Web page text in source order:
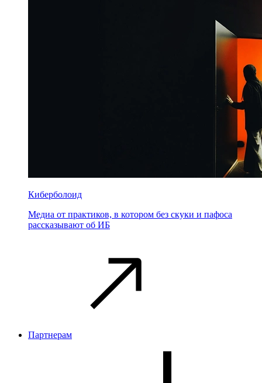
Киберболоид
Медиа от практиков, в котором без скуки и пафоса
рассказывают об ИБ
Партнерам